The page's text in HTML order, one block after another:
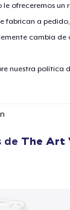
le ofreceremos un
fabrican a
cambia de
nuestra política
de The Art